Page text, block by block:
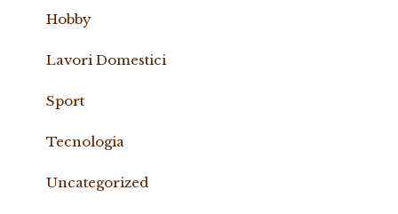
Hobby
Lavori Domestici
Sport
Tecnologia
Uncategorized